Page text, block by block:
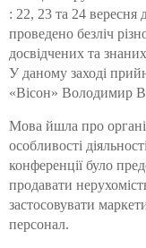
: 22, 23 та 24 вересня
проведено безліч
досвідчених та
У даному заході
«Вісон» Володимир
Мова йшла про
особливості
конференції було
продавати
застосовувати
персонал.